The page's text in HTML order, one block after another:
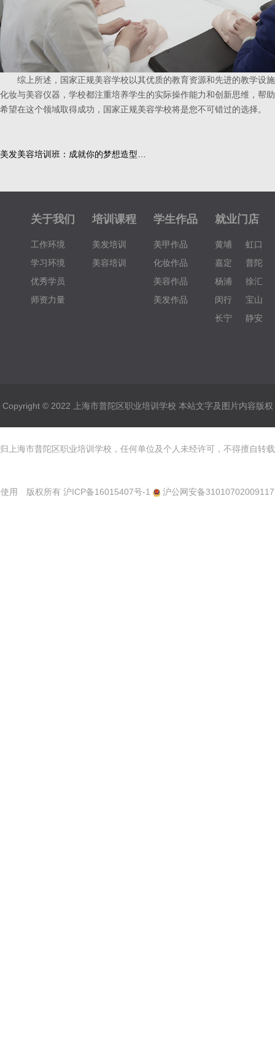
综上所述，国家正规美容学校以其优质的教育资源和先进的教学设
化妆与美容仪器，学校都注重培养学生的实际操作能力和创新思维，帮
希望在这个领域取得成功，国家正规美容学校将是您不可错过的选择。
美发美容培训班：成就你的梦想造型…
关于我们
工作环境
学习环境
优秀学员
师资力量
培训课程
美发培训
美容培训
学生作品
美甲作品
化妆作品
美容作品
美发作品
就业门店
黄埔
虹口
嘉定
普陀
杨浦
徐汇
闵行
宝山
长宁
静安
Copyright © 2022 上海市普陀区职业培训学校 本站文字及图片内容版权
归上海市普陀区职业培训学校，任何单位及个人未经许可，不得擅自转载
使用 版权所有 沪ICP备16015407号-1 沪公网安备31010702009117